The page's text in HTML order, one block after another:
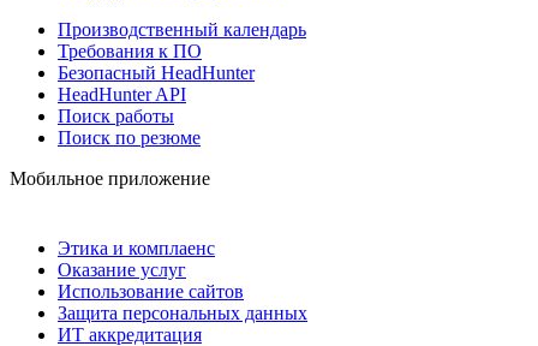
Производственный календарь
Требования к ПО
Безопасный HeadHunter
HeadHunter API
Поиск работы
Поиск по резюме
Мобильное приложение
Этика и комплаенс
Оказание услуг
Использование сайтов
Защита персональных данных
ИТ аккредитация